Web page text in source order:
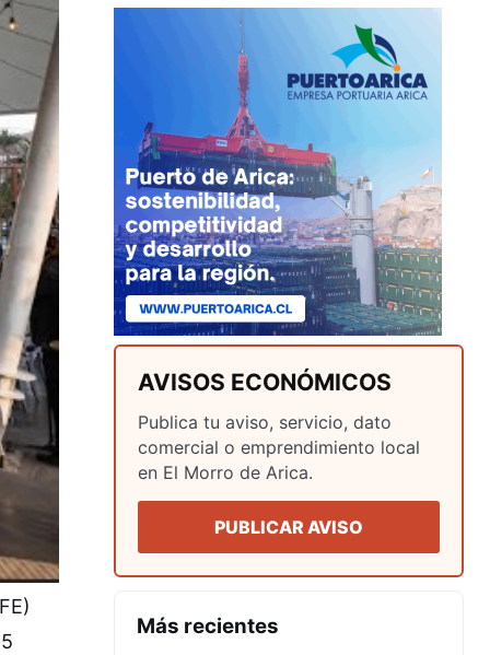
AVISOS ECONÓMICOS
Publica tu aviso, servicio, dato
comercial o emprendimiento local
en El Morro de Arica.
PUBLICAR AVISO
Más recientes